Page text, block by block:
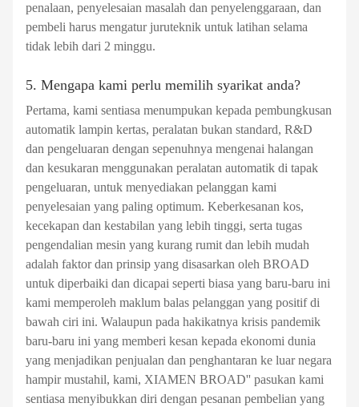
penalaan, penyelesaian masalah dan penyelenggaraan, dan
pembeli harus mengatur juruteknik untuk latihan selama
tidak lebih dari 2 minggu.
5. Mengapa kami perlu memilih syarikat anda?
Pertama, kami sentiasa menumpukan kepada pembungkusan
automatik lampin kertas, peralatan bukan standard, R&D
dan pengeluaran dengan sepenuhnya mengenai halangan
dan kesukaran menggunakan peralatan automatik di tapak
pengeluaran, untuk menyediakan pelanggan kami
penyelesaian yang paling optimum. Keberkesanan kos,
kecekapan dan kestabilan yang lebih tinggi, serta tugas
pengendalian mesin yang kurang rumit dan lebih mudah
adalah faktor dan prinsip yang disasarkan oleh BROAD
untuk diperbaiki dan dicapai seperti biasa yang baru-baru ini
kami memperoleh maklum balas pelanggan yang positif di
bawah ciri ini. Walaupun pada hakikatnya krisis pandemik
baru-baru ini yang memberi kesan kepada ekonomi dunia
yang menjadikan penjualan dan penghantaran ke luar negara
hampir mustahil, kami, XIAMEN BROAD'' pasukan kami
sentiasa menyibukkan diri dengan pesanan pembelian yang